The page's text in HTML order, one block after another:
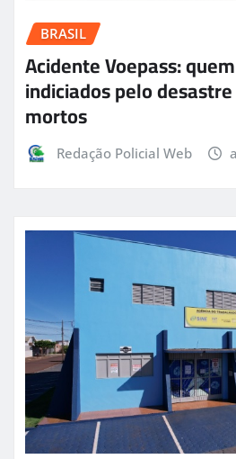
BRASIL
Acidente Voepass:
indiciados pelo
mortos
Redação Policial Web